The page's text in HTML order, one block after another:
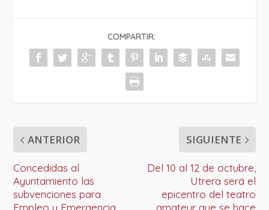
COMPARTIR:
ANTERIOR
Concedidas al
Ayuntamiento las
subvenciones para
SIGUIENTE
Del 10 al 12 de octubre,
Utrera será el
epicentro del teatro